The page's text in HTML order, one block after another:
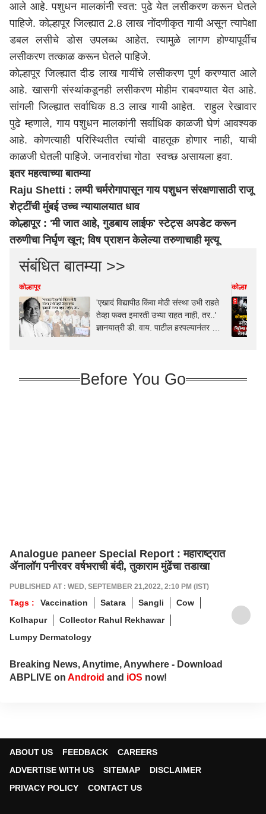
आले आहे. पशुधन मालकांनी स्वत: पुढे येत लसीकरण करून घेतले
पाहिजे. कोल्हापूर जिल्ह्यात 2.8 लाख नोंदणीकृत गायी असून त्यापेक्षा
डबल लसीचे डोस उपलब्ध आहेत. त्यामुळे लागण होण्यापूर्वीच
लसीकरण तत्काळ करून घेतले पाहिजे.
कोल्हापूर जिल्ह्यात दीड लाख गायींचे लसीकरण पूर्ण करण्यात आले
आहे. खासगी संस्थांकडूनही लसीकरण मोहीम राबवण्यात येत आहे.
सांगली जिल्ह्यात सर्वाधिक 8.3 लाख गायी आहेत. राहुल रेखावार
पुढे म्हणाले, गाय पशुधन मालकांनी सर्वाधिक काळजी घेणं आवश्यक
आहे. कोणत्याही परिस्थितीत त्यांची वाहतूक होणार नाही, याची
काळजी घेतली पाहिजे. जनावरांचा गोठा स्वच्छ असायला हवा.
इतर महत्वाच्या बातम्या
Raju Shetti : लम्पी चर्मरोगापासून गाय पशुधन संरक्षणासाठी राजू
शेट्टींची मुंबई उच्च न्यायालयात धाव
कोल्हापूर : 'मी जात आहे, गुडबाय लाईफ' स्टेट्स अपडेट करून
तरुणीचा निर्घृण खून; विष प्राशन केलेल्या तरुणाचाही मृत्यू
संबंधित बातम्या >>
कोल्हापूर
'एखादं विद्यापीठ किंवा मोठी संस्था उभी राहते
तेव्हा फक्त इमारती उभ्या राहत नाही, तर..'
ज्ञानयात्री डी. वाय. पाटील हरपल्यानंतर राज
कोल्हापूर
Before You Go
Analogue paneer Special Report : महाराष्ट्रात
ॲनालॉग पनीरवर वर्षभराची बंदी, तुकाराम मुंढेंचा तडाखा
PUBLISHED AT : WED, SEPTEMBER 21,2022, 2:10 PM (IST)
Tags : Vaccination Satara Sangli
Cow
Kolhapur
Collector Rahul Rekhawar
Lumpy Dermatology
Breaking News, Anytime, Anywhere - Download
ABPLIVE on Android and iOS now!
ABOUT US FEEDBACK
CAREERS
ADVERTISE WITH US
SITEMAP
DISCLAIMER
PRIVACY POLICY
CONTACT US